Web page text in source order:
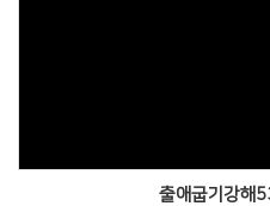
출애굽기강해